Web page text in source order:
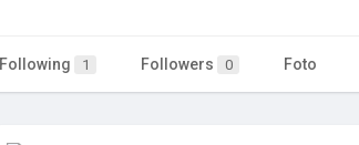
Following 1 Followers 0 Foto